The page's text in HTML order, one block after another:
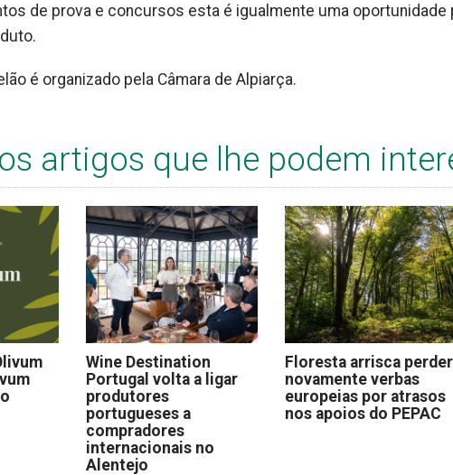
de prova e concursos esta é igualmente uma oportunidade
é organizado pela Câmara de Alpiarça.
artigos que lhe podem
Wine Destination
Portugal volta a ligar
produtores
portugueses a
compradores
internacionais no
Alentejo
Floresta arrisca perder
novamente verbas
europeias por atrasos
nos apoios do PEPAC